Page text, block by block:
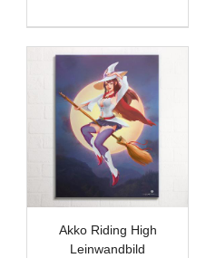
Akko Riding High
Leinwandbild